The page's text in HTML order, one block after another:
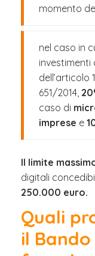
momento
nel caso in
investimenti
dell’articolo
651/2014,
caso di
imprese e
Il limite
digitali
250.000 euro.
Quali
il